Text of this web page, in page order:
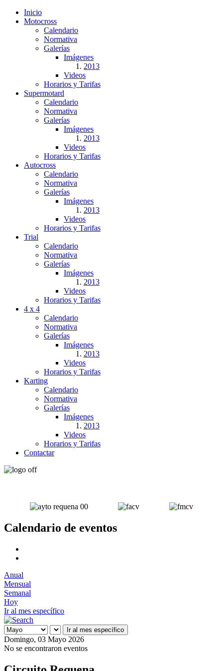
Inicio
Motocross
Calendario
Normativa
Galerías
Imágenes
2013
Videos
Horarios y Tarifas
Supermotard
Calendario
Normativa
Galerías
Imágenes
2013
Videos
Horarios y Tarifas
Autocross
Calendario
Normativa
Galerías
Imágenes
2013
Videos
Horarios y Tarifas
Trial
Calendario
Normativa
Galerías
Imágenes
2013
Videos
Horarios y Tarifas
4 x 4
Calendario
Normativa
Galerías
Imágenes
2013
Videos
Horarios y Tarifas
Karting
Calendario
Normativa
Galerías
Imágenes
2013
Videos
Horarios y Tarifas
Contactar
Calendario de eventos
Anual
Mensual
Semanal
Hoy
Ir al mes específico
Ir al mes específico
Domingo, 03 Mayo 2026
No se encontraron eventos